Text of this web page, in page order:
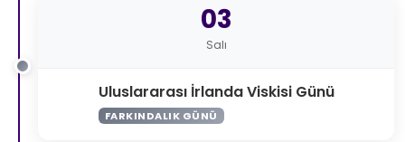
03
Salı
Uluslararası İrlanda Viskisi Günü
FARKINDALIK GÜNÜ